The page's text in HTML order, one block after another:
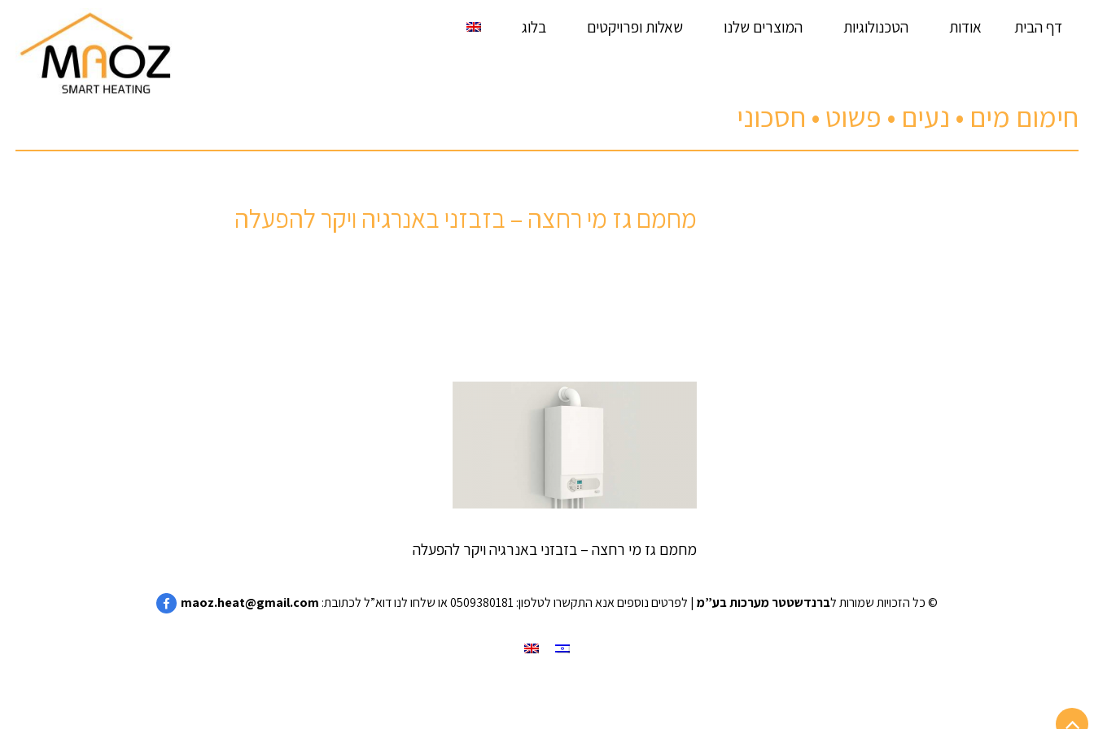
דף הבית אודות הטכנולוגיות המוצרים שלנו שאלות ופרויקטים בלוג
חימום מים • נעים • פשוט • חסכוני
מחמם גז מי רחצה – בזבזני באנרגיה ויקר להפעלה
מחמם גז מי רחצה – בזבזני באנרגיה ויקר להפעלה
© כל הזכויות שמורות לברנדשטטר מערכות בע”מ | לפרטים נוספים אנא התקשרו לטלפון: 0509380181 או שלחו לנו דוא”ל לכתובת: maoz.heat@gmail.com